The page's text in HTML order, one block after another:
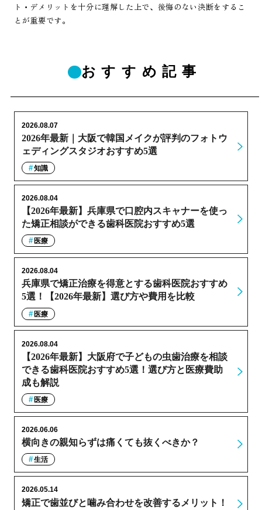
ト・デメリットを十分に理解した上で、後悔のない決断をするこ
とが重要です。
おすすめ記事
2026年最新｜大阪で韓国メイクが評判のフォトウ
ェディングスタジオおすすめ5選
2026.08.07
知識
【2026年最新】兵庫県で口腔内スキャナーを使っ
た矯正相談ができる歯科医院おすすめ5選
2026.08.04
医療
兵庫県で矯正治療を得意とする歯科医院おすすめ
5選！【2026年最新】選び方や費用を比較
2026.08.04
医療
【2026年最新】大阪府で子どもの虫歯治療を相談
できる歯科医院おすすめ5選！選び方と医療費助
成も解説
2026.08.04
医療
横向きの親知らずは痛くても抜くべきか？
2026.06.06
生活
矯正で歯並びと噛み合わせを改善するメリット！
2026.05.14